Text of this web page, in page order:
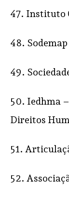
47. Instituto
48.
49.
50. Iedhma
Direitos
51.
52.